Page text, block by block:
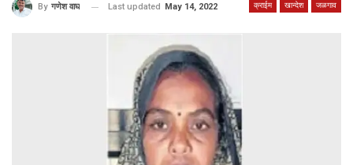
क्राईम खान्देश जळगाव
By गणेश वाघ Last updated May 14, 2022